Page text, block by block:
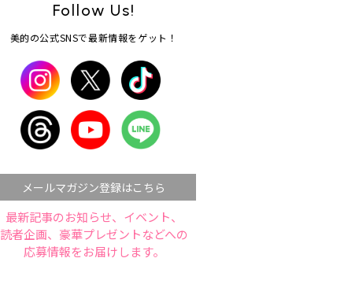
Follow Us!
美的の公式SNSで最新情報をゲット！
メールマガジン登録はこちら
最新記事のお知らせ、イベント、
読者企画、豪華プレゼントなどへの
応募情報をお届けします。